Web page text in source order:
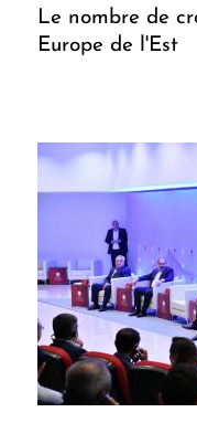
Le nombre de
Europe de l'Est